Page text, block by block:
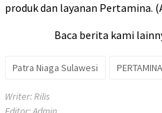
produk dan layanan Pertamina.
Baca berita kami
Patra Niaga Sulawesi PERTAMINA
Writer: Rilis